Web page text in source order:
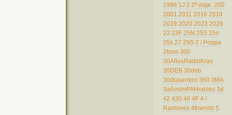
1996 1J 2 2º viaje. 200
2001 2011 2016 2018
2019 2020 2023 2026
22 23F 25N 25S 25n
25s 27 29S 2 / Poppa
2tone 300
30AñosRadioKras
30DEB 30deb
30diasenbici 360 3MA
3añosImPAHrables 3d
42 430 46 4F 4 /
Ramones 4thworld 5